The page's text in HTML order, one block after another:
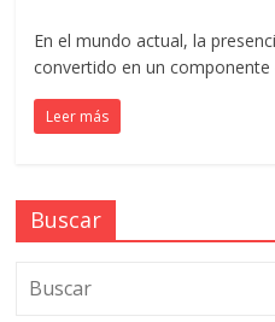
Magazine
de
Publicidad
y
En el mundo actual, la
convertido en un componente
Leer más
Buscar